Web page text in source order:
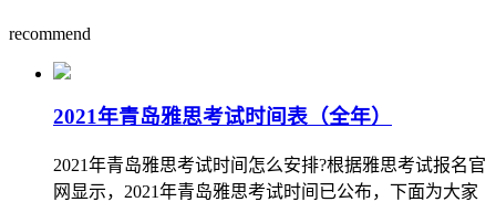
recommend
2021年青岛雅思考试时间表（全年）
2021年青岛雅思考试时间怎么安排?根据雅思考试报名官
网显示，2021年青岛雅思考试时间已公布，下面为大家